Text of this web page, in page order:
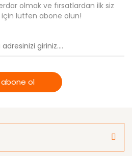
olmak ve fırsatlardan ilk siz
lütfen abone olun!
abone ol